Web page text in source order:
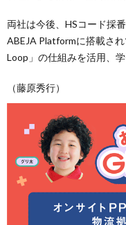
両社は今後、HSコード採
ABEJA Platformに搭載さ
Loop」の仕組みを活用、学
（藤原秀行）